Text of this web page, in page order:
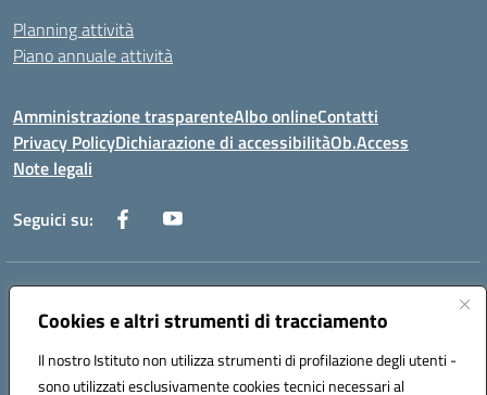
Cookies e altri strumenti di tracciamento
Il nostro Istituto non utilizza strumenti di profilazione degli utenti -
sono utilizzati esclusivamente cookies tecnici necessari al
Planning attività
Piano annuale attività
Amministrazione trasparenteAlbo onlineContatti
Privacy PolicyDichiarazione di accessibilitàOb.Access
Note legali
Seguici su:
Indirizzo:Via Nelson Mandela,7 - 62012 Civitanova Marche (MC)
Centralino:0733/815931 - 0733/784180
Posta elettronica certificata (PEC):MCIS00200P@pec.istruzione.it